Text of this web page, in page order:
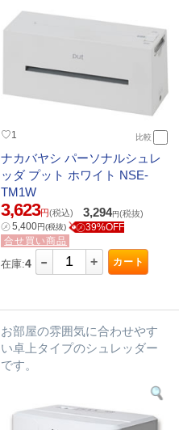
♡1 比較
ナカバヤシ パーソナルシュレ
ッダ プット ホワイト NSE-
TM1W
3,623円(税込) 3,294円(税抜)
㋱5,400円(税抜) ㋱39%OFF
合せ買い商品
在庫:4 - + カート
お部屋の雰囲気に合わせやす
い卓上タイプのシュレッダー
です。